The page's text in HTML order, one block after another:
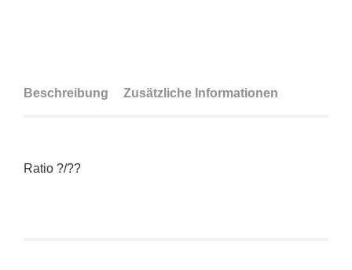
Beschreibung Zusätzliche Informationen
Ratio ?/??